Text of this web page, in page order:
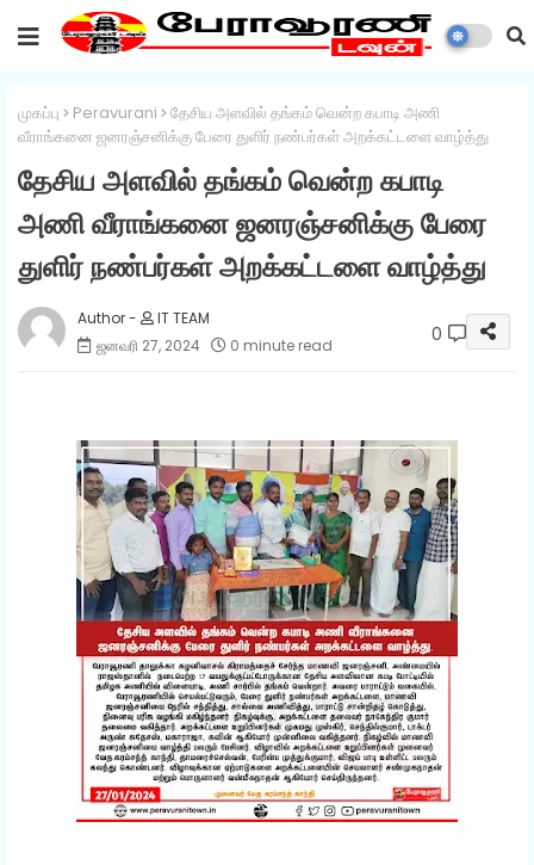
முகப்பு Peravurani
தேசிய அளவில் தங்கம் வென்ற கபாடி அணி
வீராங்கனை ஜனரஞ்சனிக்கு பேரை துளிர் நண்பர்கள் அறக்கட்டளை வாழ்த்து
தேசிய அளவில் தங்கம் வென்ற கபாடி
அணி வீராங்கனை ஜனரஞ்சனிக்கு பேரை
துளிர் நண்பர்கள் அறக்கட்டளை வாழ்த்து
IT TEAM
ஜனவரி 27, 2024
0 minute read 0